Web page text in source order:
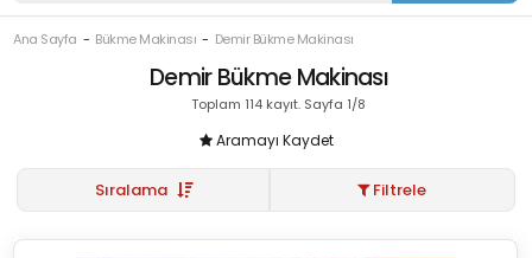
Ana Sayfa Bükme Makinası Demir Bükme Makinası
Demir Bükme Makinası
Toplam 114 kayıt. Sayfa 1/8
Aramayı Kaydet
Sıralama Filtrele